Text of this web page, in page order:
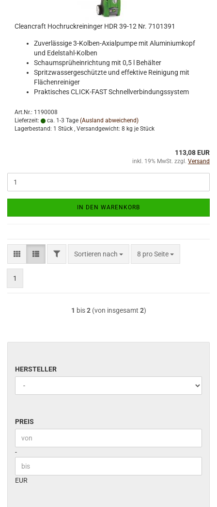
Cleancraft Hochruckreininger HDR 39-12 Nr. 7101391
Zuverlässige 3-Kolben-Axialpumpe mit Aluminiumkopf
und Edelstahl-Kolben
Schaumsprüheinrichtung mit 0,5 l Behälter
Spritzwassergeschützte und effektive Reinigung mit
Flächenreiniger
Praktisches CLICK-FAST Schnellverbindungssystem
Art.Nr.: 1190008
Lieferzeit:
ca. 1-3 Tage (Ausland abweichend)
Lagerbestand: 1 Stück , Versandgewicht: 8 kg je Stück
113,08 EUR
inkl. 19% MwSt. zzgl. Versand
IN DEN WARENKORB
FILTERSortieren nach
Sortieren nach 8 pro Seite
pro Seite
1
1 bis2(von insgesamt 2)
HERSTELLER
HERSTELLER
PREIS
PREIS
Preis bis
-
EUR